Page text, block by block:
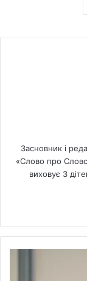
Засновник і
«Слово про
виховує 3